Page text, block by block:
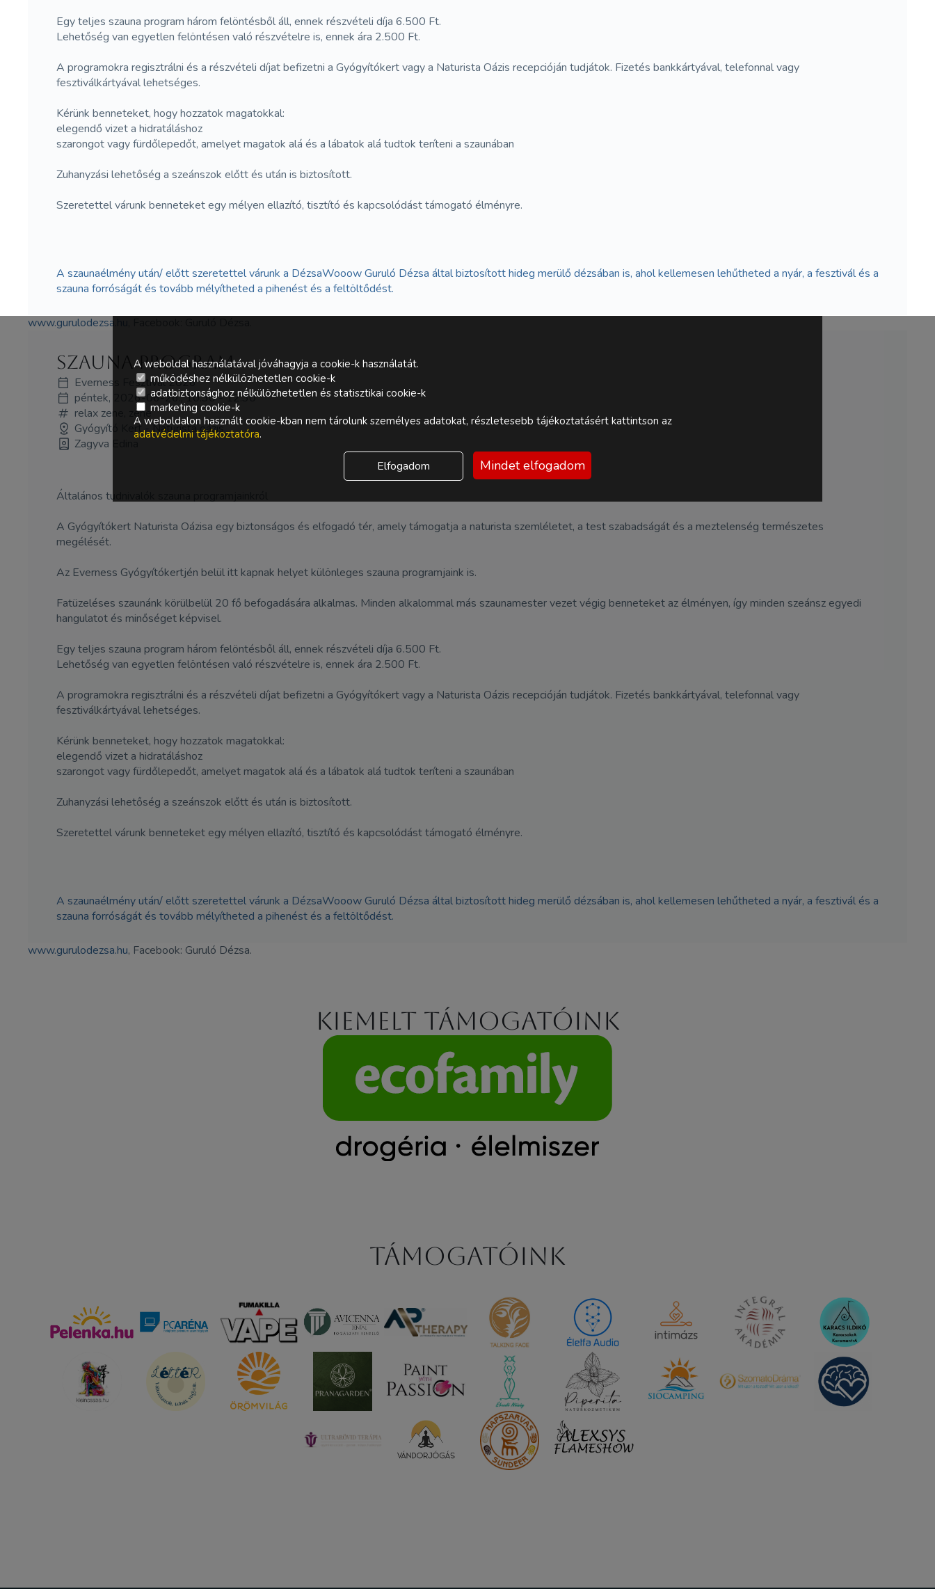
Egy teljes szauna program három felöntésből áll, ennek részvételi díja 6.500 Ft.
Lehetőség van egyetlen felöntésen való részvételre is, ennek ára 2.500 Ft.
A programokra regisztrálni és a részvételi díjat befizetni a Gyógyítókert vagy a Naturista Oázis recepcióján tudjátok. Fizetés bankkártyával, telefonnal vagy
fesztiválkártyával lehetséges.
Kérünk benneteket, hogy hozzatok magatokkal:
elegendő vizet a hidratáláshoz
szarongot vagy fürdőlepedőt, amelyet magatok alá és a lábatok alá tudtok teríteni a szaunában
Zuhanyzási lehetőség a szeánszok előtt és után is biztosított.
Szeretettel várunk benneteket egy mélyen ellazító, tisztító és kapcsolódást támogató élményre.
A szaunaélmény után/ előtt szeretettel várunk a DézsaWooow Guruló Dézsa által biztosított hideg merülő dézsában is, ahol kellemesen lehűtheted a nyár, a fesztivál és a
szauna forróságát és tovább mélyítheted a pihenést és a feltöltődést.
www.gurulodezsa.hu
Szauna Program
Everness Fesztivál 2026
péntek, 2026-06-26., 10:30 - 12:30
relax zene, zene
Gyógyító Kert - Naturista oázis
Zagyva Edina
Általános tudnivalók szauna programjainkról
A Gyógyítókert Naturista Oázisa egy biztonságos és elfogadó tér, amely támogatja a naturista szemléletet, a test szabadságát és a meztelenség természetes
megélését.
Az Everness Gyógyítókertjén belül itt kapnak helyet különleges szauna programjaink is.
Fatüzeléses szaunánk körülbelül 20 fő befogadására alkalmas. Minden alkalommal más szaunamester vezet végig benneteket az élményen, így minden szeánsz egyedi
hangulatot és minőséget képvisel.
Egy teljes szauna program három felöntésből áll, ennek részvételi díja 6.500 Ft.
Lehetőség van egyetlen felöntésen való részvételre is, ennek ára 2.500 Ft.
A programokra regisztrálni és a részvételi díjat befizetni a Gyógyítókert vagy a Naturista Oázis recepcióján tudjátok. Fizetés bankkártyával, telefonnal vagy
fesztiválkártyával lehetséges.
Kérünk benneteket, hogy hozzatok magatokkal:
elegendő vizet a hidratáláshoz
szarongot vagy fürdőlepedőt, amelyet magatok alá és a lábatok alá tudtok teríteni a szaunában
Zuhanyzási lehetőség a szeánszok előtt és után is biztosított.
Szeretettel várunk benneteket egy mélyen ellazító, tisztító és kapcsolódást támogató élményre.
A szaunaélmény után/ előtt szeretettel várunk a DézsaWooow Guruló Dézsa által biztosított hideg merülő dézsában is, ahol kellemesen lehűtheted a nyár, a fesztivál és a
szauna forróságát és tovább mélyítheted a pihenést és a feltöltődést.
www.gurulodezsa.hu, Facebook: Guruló Dézsa.
Kiemelt támogatóink
Támogatóink
A weboldal használatával jóváhagyja a cookie-k használatát.
működéshez nélkülözhetetlen cookie-k
adatbiztonsághoz nélkülözhetetlen és statisztikai cookie-k
marketing cookie-k
A weboldalon használt cookie-kban nem tárolunk személyes adatokat, részletesebb tájékoztatásért kattintson az
adatvédelmi tájékoztatóra.
Elfogadom Mindet elfogadom